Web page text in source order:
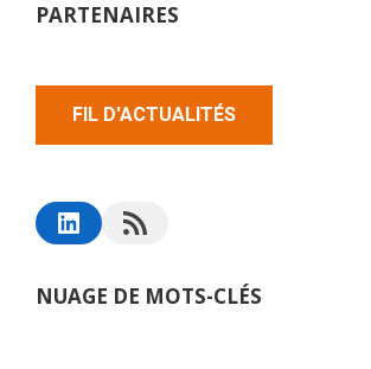
PARTENAIRES
FIL D'ACTUALITÉS
NUAGE DE MOTS-CLÉS